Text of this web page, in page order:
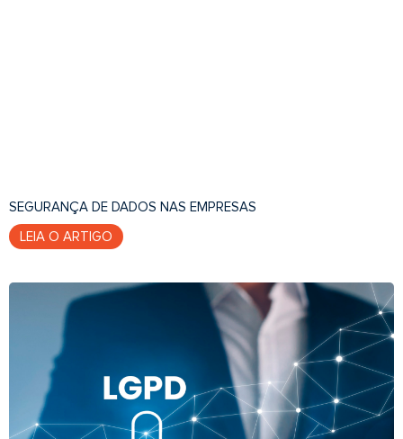
SEGURANÇA DE DADOS NAS EMPRESAS
LEIA O ARTIGO